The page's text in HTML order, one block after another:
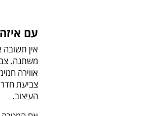
עם
אין תשובה
משתנה.
אווירה
צביעת
העיצוב.